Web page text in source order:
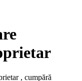
, cumpără